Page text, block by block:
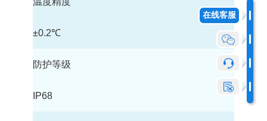
±0.2℃
防护等级
IP68
在线客服